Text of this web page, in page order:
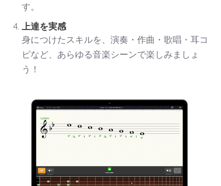
す。
上達を実感
身につけたスキルを、演奏・作曲・歌唱・耳コ
ピなど、あらゆる音楽シーンで楽しみましょ
う！